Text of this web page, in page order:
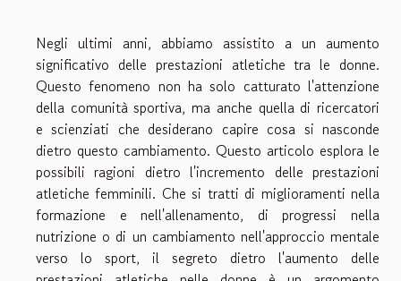
Negli ultimi anni, abbiamo assistito a un aumento
significativo delle prestazioni atletiche tra le donne.
Questo fenomeno non ha solo catturato l'attenzione
della comunità sportiva, ma anche quella di ricercatori
e scienziati che desiderano capire cosa si nasconde
dietro questo cambiamento. Questo articolo esplora le
possibili ragioni dietro l'incremento delle prestazioni
atletiche femminili. Che si tratti di miglioramenti nella
formazione e nell'allenamento, di progressi nella
nutrizione o di un cambiamento nell'approccio mentale
verso lo sport, il segreto dietro l'aumento delle